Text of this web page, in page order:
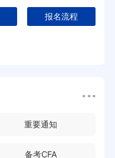
报名流程
重要通知
备考CFA